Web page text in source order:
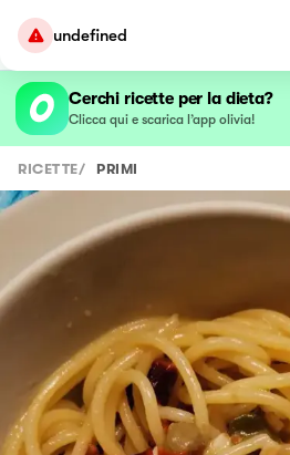
undefined
Cerchi ricette per la dieta?
Clicca qui e scarica l’app olivia!
RICETTE/ PRIMI